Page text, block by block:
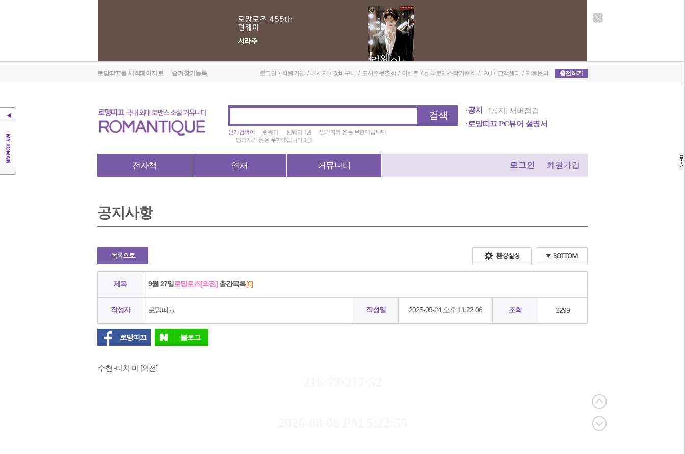
로망띠끄를 시작페이지로 즐겨찾기등록 로그인 / 회원가입 / 내서재 / 장바구니 / 도서주문조회 / 이벤트 / 한국로맨스작가협회 / FAQ/ 고객센터 / 제휴문의 충전하기
검색
인기검색어 런웨이 런웨이 1권
빙의자의 운은 무한대입니다
빙의자의 운은 무한대입니다 1권
·공지
8월 출간 목록
[공지] 서버점검
[환불 조치] 팜므 작가님..
7월 출간 작품 리스트
6월 출간 작품 리스트
·로망띠끄 PC뷰어 설명서
전자책 연재 커뮤니티 로그인 회원가입
공지사항
제목 9월 27일 로망로즈[외전] 출간목록[0]
작성자 로망띠끄 작성일 2025-09-24 오후 11:22:06 조회 2299
로망띠끄 블로그
수현 -터치 미 [외전]